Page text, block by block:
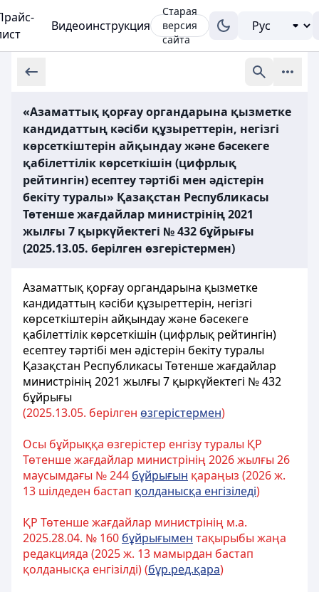
Видеоинструкция
Старая
версия
сайта
«Азаматтық қорғау органдарына қызметке
кандидаттың кәсіби құзыреттерін, негізгі
көрсеткіштерін айқындау және бәсекеге
қабілеттілік көрсеткішін (цифрлық
рейтингін) есептеу тәртібі мен әдістерін
бекіту туралы» Қазақстан Республикасы
Төтенше жағдайлар министрінің 2021
жылғы 7 қыркүйектегі № 432 бұйрығы
(2025.13.05. берілген өзгерістермен)
Азаматтық қорғау органдарына қызметке
кандидаттың кәсіби құзыреттерін, негізгі
көрсеткіштерін айқындау және бәсекеге
қабілеттілік көрсеткішін (цифрлық рейтингін)
есептеу тәртібі мен әдістерін бекіту туралы
Қазақстан Республикасы Төтенше жағдайлар
министрінің 2021 жылғы 7 қыркүйектегі № 432
бұйрығы
(2025.13.05. берілген өзгерістермен)
Осы бұйрыққа өзгерістер енгізу туралы ҚР
Төтенше жағдайлар министрінің 2026 жылғы 26
маусымдағы № 244 бұйрығын қараңыз (2026 ж.
13 шілдеден бастап қолданысқа енгізіледі)
ҚР Төтенше жағдайлар министрінің м.а.
2025.28.04. № 160 бұйрығымен тақырыбы жаңа
редакцияда (2025 ж. 13 мамырдан бастап
қолданысқа енгізілді) (бұр.ред.қара)